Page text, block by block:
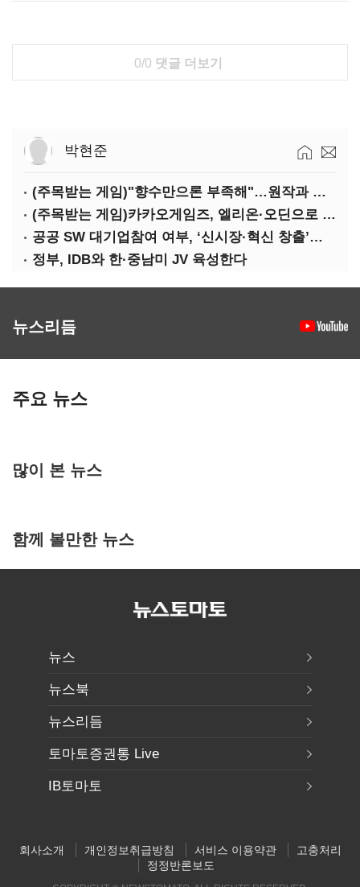
0/0 댓글 더보기
박현준
(주목받는 게임)"향수만으론 부족해"…원작과 차별화 성공한 '리니지M'
(주목받는 게임)카카오게임즈, 엘리온·오딘으로 MMORPG 투트랙 공세
공공 SW 대기업참여 여부, ‘신시장·혁신 창출’도 평가한다
정부, IDB와 한·중남미 JV 육성한다
뉴스리듬
주요 뉴스
많이 본 뉴스
함께 볼만한 뉴스
뉴스
뉴스북
뉴스리듬
토마토증권통 Live
IB토마토
회사소개 개인정보취급방침 서비스 이용약관
고충처리
정정반론보도